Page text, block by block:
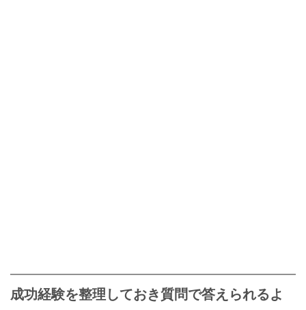
成功経験を整理しておき質問で答えられるよ